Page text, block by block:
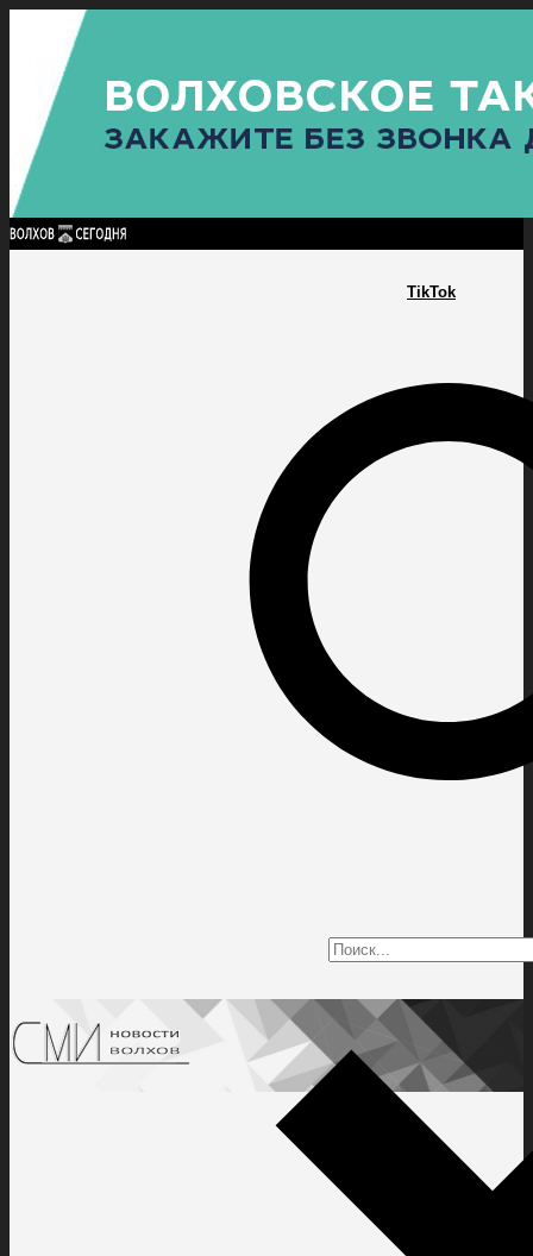
TikTok
Найти:
ГЛАВНАЯ ПОЛИТИКАПРОИСШЕСТВИЯ ПРОКУРАТУРАСПОРТ
ПОЛИТИКА
КУЛЬТУРА
ПОСЕЛЕНИЯ